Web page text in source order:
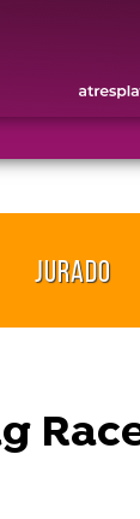
JURADO